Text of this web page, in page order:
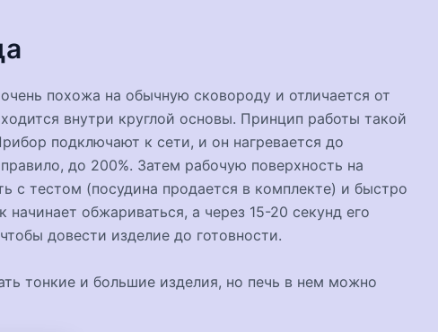
похожа на обычную сковороду и отличается от
внутри круглой основы. Принцип работы такой
подключают к сети, и он нагревается до
до 200%. Затем рабочую поверхность на
с тестом (посудина продается в комплекте) и быстро
обжариваться, а через 15-20 секунд его
довести изделие до готовности.
тонкие и большие изделия, но печь в нем можно